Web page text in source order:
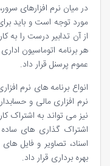
در میان نرم افزارهای
مورد توجه است و باید
از آن تدابیر درست را به
هر برنامه اتوماسیون
عموم پرسنل قرار داد.
انواع برنامه های نرم
نیز می تواند به اشتراک
اشتراک گذاری های
اسناد، تصاویر و فایل
بهره برداری قرار داد.